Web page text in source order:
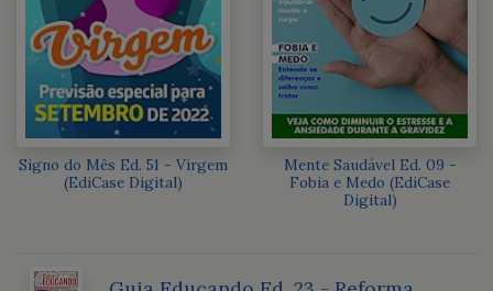
Signo do Mês Ed. 51 - Virgem
(EdiCase Digital)
Mente Saudável Ed. 09 -
Fobia e Medo (EdiCase
Digital)